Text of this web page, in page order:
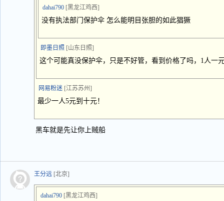
dahai790 [黑龙江鸡西]
没有执法部门保护伞 怎么能明目张胆的如此猖獗
即墨日照 [山东日照]
这个可能真没保护伞，只是不好管，看到价格了吗，1人一
网易粉迷 [江苏苏州]
最少一人5元到十元！
黑车就是先让你上贼船
王分远 [北京]
dahai790 [黑龙江鸡西]